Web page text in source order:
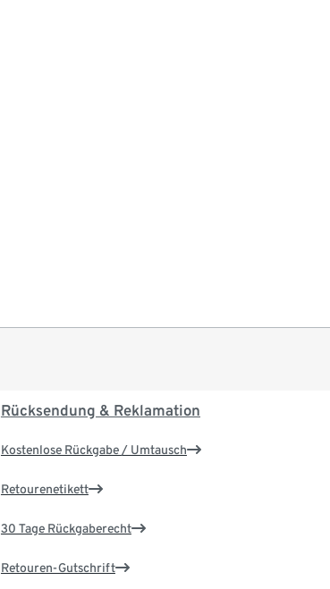
Rücksendung & Reklamation
Kostenlose Rückgabe / Umtausch
Retourenetikett
30 Tage Rückgaberecht
Retouren-Gutschrift